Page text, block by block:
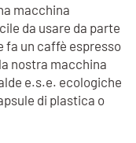
macchina
da usare da parte
fa un caffè espresso
nostra macchina
e.s.e. ecologiche
di plastica o